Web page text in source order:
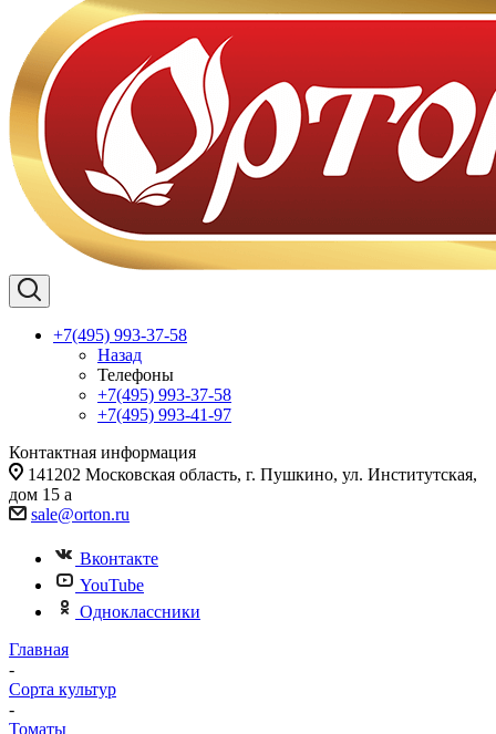
+7(495) 993-37-58
Назад
Телефоны
+7(495) 993-37-58
+7(495) 993-41-97
Контактная информация
141202 Московская область, г. Пушкино, ул. Институтская,
дом 15 а
sale@orton.ru
Вконтакте
YouTube
Одноклассники
Главная
-
Сорта культур
-
Томаты